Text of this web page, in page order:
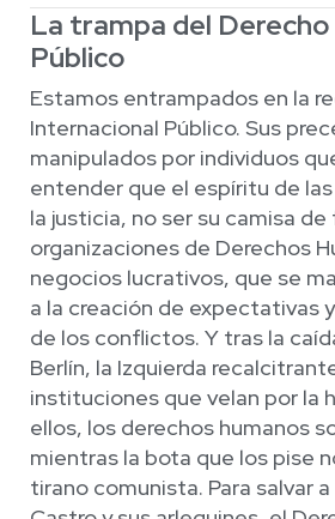
La trampa del
Público
Estamos entrampados en la
Internacional Público. Sus
manipulados por individuos
entender que el espíritu de
la justicia, no ser su camisa
organizaciones de Derechos
negocios lucrativos, que se
a la creación de expectativas
de los conflictos. Y tras la
Berlín, la Izquierda
instituciones que velan por la
ellos, los derechos humanos
mientras la bota que los pise
tirano comunista. Para salvar